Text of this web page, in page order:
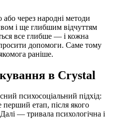
через народні методи
і ще глибшим відчуттям
все глибше — і кожна
просити допомоги. Саме тому
раніше.
в Crystal
психосоціальний підхід:
етап, після якого
— тривала психологічна і